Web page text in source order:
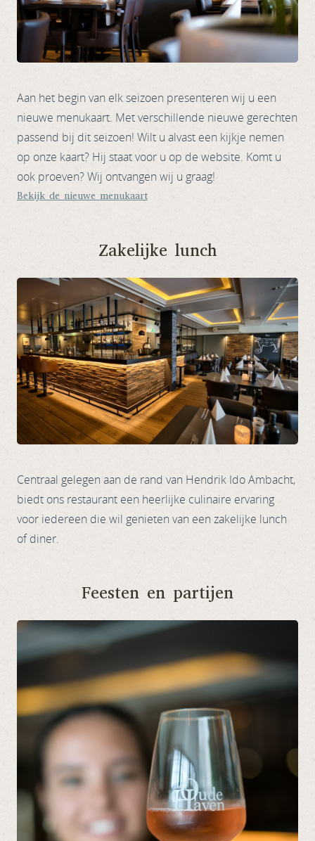
Aan het begin van elk seizoen presenteren wij u een
nieuwe menukaart. Met verschillende nieuwe gerechten
passend bij dit seizoen! Wilt u alvast een kijkje nemen
op onze kaart? Hij staat voor u op de website. Komt u
ook proeven? Wij ontvangen wij u graag!
Bekijk de nieuwe menukaart
Zakelijke lunch
Centraal gelegen aan de rand van Hendrik Ido Ambacht,
biedt ons restaurant een heerlijke culinaire ervaring
voor iedereen die wil genieten van een zakelijke lunch
of diner.
Feesten en partijen